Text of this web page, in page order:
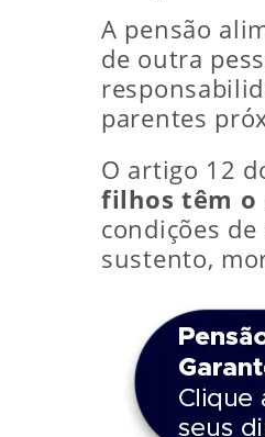
A pensão
de outra
parentes
O artigo 12
filhos têm o
condições
sustento,